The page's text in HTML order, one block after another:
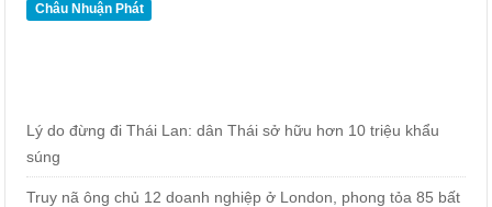
Châu Nhuận Phát
Lý do đừng đi Thái Lan: dân Thái sở hữu hơn 10 triệu khẩu
súng
Truy nã ông chủ 12 doanh nghiệp ở London, phong tỏa 85 bất